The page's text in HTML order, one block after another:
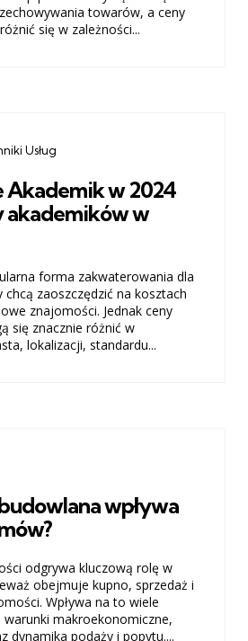
towarów, a ceny
się w zależności...
Usług
Akademik w 2024
akademików w
forma zakwaterowania dla
zaoszczędzić na kosztach
znajomości. Jednak ceny
się znacznie różnić w
lokalizacji, standardu...
wpływa
odgrywa kluczową rolę w
obejmuje kupno, sprzedaż i
Wpływa na to wiele
makroekonomiczne,
dynamika podaży i popytu....